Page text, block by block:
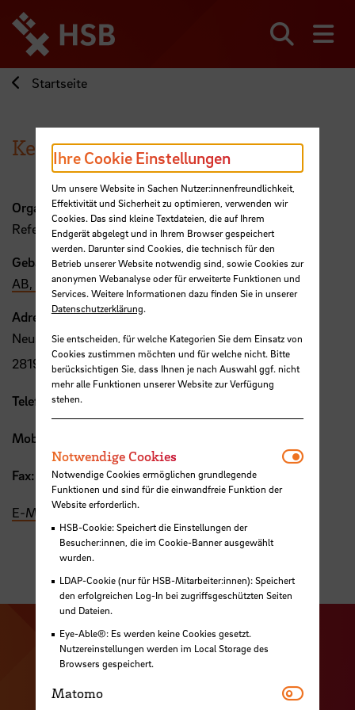
zum
Seiteninhalt
springen
Startseite
Kerstin Fuchs
Organisation
Referat 2 - Rechtsstelle der Bremer Hochschulen
Gebäude, Raum
AB, 301
Adresse
Neustadtswall 30
28199 Bremen
Telefon:+49 421 5905 2387
Mobil:
Fax: +49 421 5905 2099
E-Mail
Zu unserer Instagram Seite
Zu unserer Facebook
Zu unserer
Ihre Cookie Einstellungen
Um unsere Website in Sachen Nutzer:innenfreundlichkeit,
Effektivität und Sicherheit zu optimieren, verwenden wir
Cookies. Das sind kleine Textdateien, die auf Ihrem
Endgerät abgelegt und in Ihrem Browser gespeichert
werden. Darunter sind Cookies, die technisch für den
Betrieb unserer Website notwendig sind, sowie Cookies zur
anonymen Webanalyse oder für erweiterte Funktionen und
Services. Weitere Informationen dazu finden Sie in unserer
Datenschutzerklärung.
Sie entscheiden, für welche Kategorien Sie dem Einsatz von
Cookies zustimmen möchten und für welche nicht. Bitte
berücksichtigen Sie, dass Ihnen je nach Auswahl ggf. nicht
mehr alle Funktionen unserer Website zur Verfügung
stehen.
Notwendige Cookies
Notwendige Cookies ermöglichen grundlegende
Funktionen und sind für die einwandfreie Funktion der
Website erforderlich.
HSB-Cookie: Speichert die Einstellungen der
Besucher:innen, die im Cookie-Banner ausgewählt
wurden.
LDAP-Cookie (nur für HSB-Mitarbeiter:innen): Speichert
den erfolgreichen Log-In bei zugriffsgeschützten Seiten
und Dateien.
Eye-Able®: Es werden keine Cookies gesetzt.
Nutzereinstellungen werden im Local Storage des
Browsers gespeichert.
Matomo Matomo